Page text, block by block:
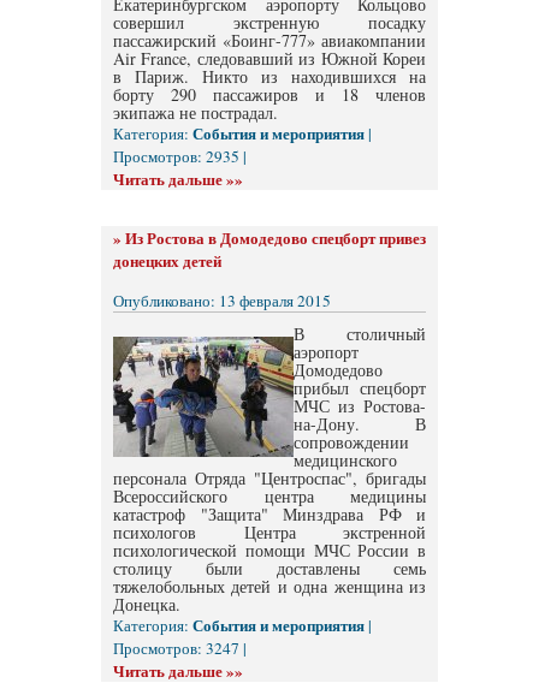
совершил экстренную посадку
пассажирский «Боинг-777» авиакомпании
Air France, следовавший из Южной Кореи
в Париж. Никто из находившихся на
борту 290 пассажиров и 18 членов
экипажа не пострадал.
Категория: События и мероприятия|
Просмотров: 2935 |
Читать дальше »»
» Из Ростова в Домодедово спецборт привез
донецких детей
Опубликовано: 13 февраля 2015
В столичный
аэропорт
Домодедово
прибыл спецборт
МЧС из Ростова-
на-Дону. В
сопровождении
медицинского
персонала Отряда "Центроспас", бригады
Всероссийского центра медицины
катастроф "Защита" Минздрава РФ и
психологов Центра экстренной
психологической помощи МЧС России в
столицу были доставлены семь
тяжелобольных детей и одна женщина из
Донецка.
Категория: События и мероприятия|
Просмотров: 3247 |
Читать дальше »»